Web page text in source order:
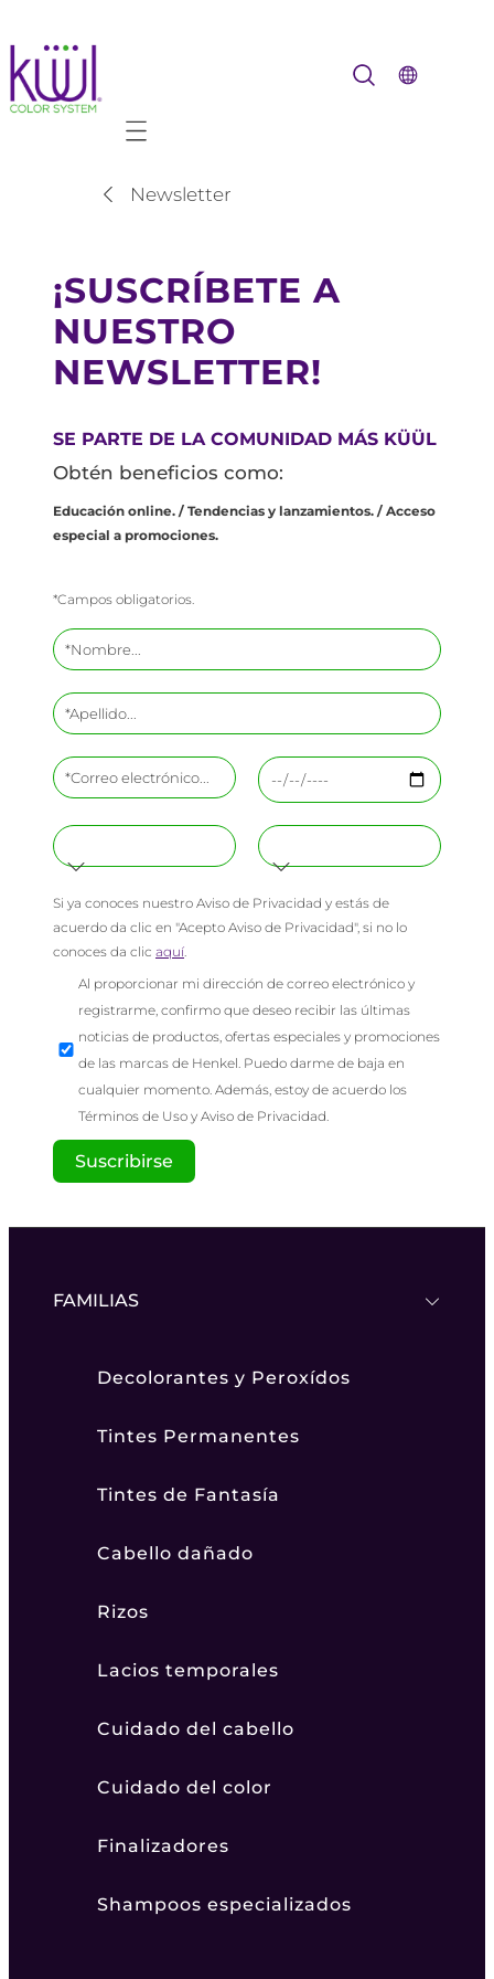
Mobile navigation
Newsletter
¡SUSCRÍBETE A
NUESTRO
NEWSLETTER!
SE PARTE DE LA COMUNIDAD MÁS KÜÜL
Obtén beneficios como:
Educación online. / Tendencias y lanzamientos. / Acceso
especial a promociones.
*Campos obligatorios.
Si ya conoces nuestro Aviso de Privacidad y estás de
acuerdo da clic en "Acepto Aviso de Privacidad", si no lo
conoces da clic aquí.
Al proporcionar mi dirección de correo electrónico y
registrarme, confirmo que deseo recibir las últimas
noticias de productos, ofertas especiales y promociones
de las marcas de Henkel. Puedo darme de baja en
cualquier momento. Además, estoy de acuerdo los
Términos de Uso y Aviso de Privacidad.
Dejar en blanco si no es un robot.
Suscribirse
FAMILIAS
Decolorantes y Peroxídos
Tintes Permanentes
Tintes de Fantasía
Cabello dañado
Rizos
Lacios temporales
Cuidado del cabello
Cuidado del color
Finalizadores
Shampoos especializados